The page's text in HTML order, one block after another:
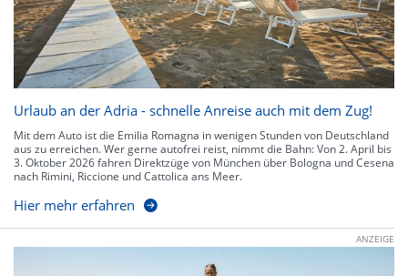
Urlaub an der Adria - schnelle Anreise auch mit dem Zug!
Mit dem Auto ist die Emilia Romagna in wenigen Stunden von Deutschland
aus zu erreichen. Wer gerne autofrei reist, nimmt die Bahn: Von 2. April bis
3. Oktober 2026 fahren Direktzüge von München über Bologna und Cesena
nach Rimini, Riccione und Cattolica ans Meer.
Hier mehr erfahren
ANZEIGE